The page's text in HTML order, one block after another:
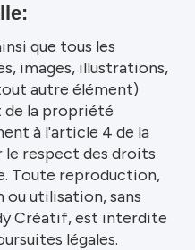
que tous les
images, illustrations,
autre élément)
la propriété
à l'article 4 de la
respect des droits
Toute reproduction,
utilisation, sans
Créatif, est interdite
légales.